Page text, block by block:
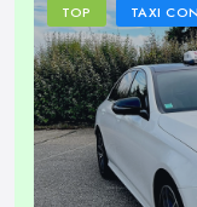
TOP TAXI